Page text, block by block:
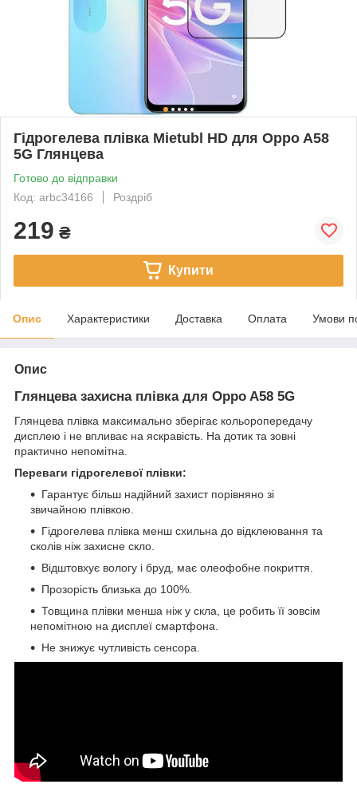
Гідрогелева плівка Mietubl HD для Oppo A58
5G Глянцева
Готово до відправки
Код: arbc34166
Роздріб
219 ₴
Купити
Опис Характеристики Доставка Оплата Умови
Опис
Глянцева захисна плівка для Oppo A58 5G
Глянцева плівка максимально зберігає кольоропередачу
дисплею і не впливає на яскравість. На дотик та зовні
практично непомітна.
Переваги гідрогелевої плівки:
Гарантує більш надійний захист порівняно зі
звичайною плівкою.
Гідрогелева плівка менш схильна до відклеювання та
сколів ніж захисне скло.
Відштовхує вологу і бруд, має олеофобне покриття.
Прозорість близька до 100%.
Товщина плівки менша ніж у скла, це робить її зовсім
непомітною на дисплеї смартфона.
Не знижує чутливість сенсора.